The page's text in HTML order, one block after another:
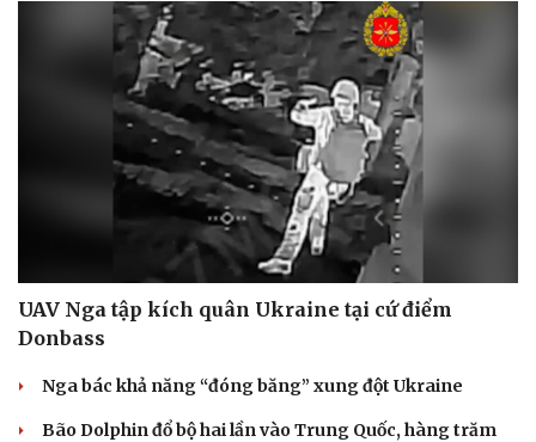
UAV Nga tập kích quân Ukraine tại cứ điểm
Donbass
Nga bác khả năng “đóng băng” xung đột Ukraine
Bão Dolphin đổ bộ hai lần vào Trung Quốc, hàng trăm